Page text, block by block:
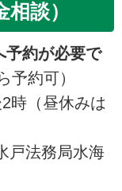
談）
予約が必要で
予約可）
時（昼休みは
戸法務局水海